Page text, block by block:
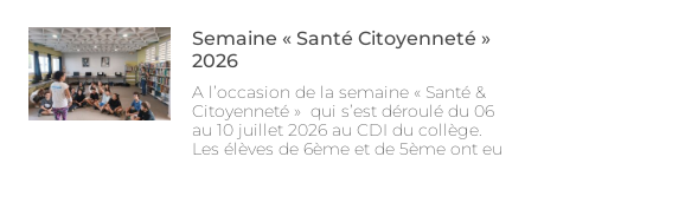
Semaine « Santé Citoyenneté »
2026
A l’occasion de la semaine « Santé &
Citoyenneté » qui s’est déroulé du 06
au 10 juillet 2026 au CDI du collège.
Les élèves de 6ème et de 5ème ont eu